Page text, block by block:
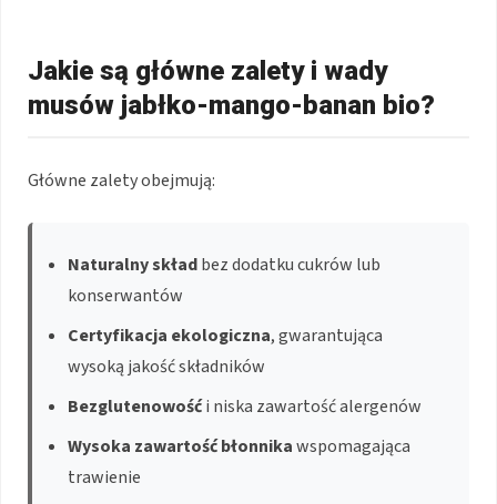
Jakie są główne zalety i wady
musów jabłko-mango-banan bio?
Główne zalety obejmują:
Naturalny składbez dodatku cukrów lub
konserwantów
Certyfikacja ekologiczna, gwarantująca
wysoką jakość składników
Bezglutenowośći niska zawartość alergenów
Wysoka zawartość błonnikawspomagająca
trawienie